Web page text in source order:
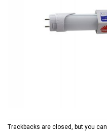
Trackbacks are closed, but you can